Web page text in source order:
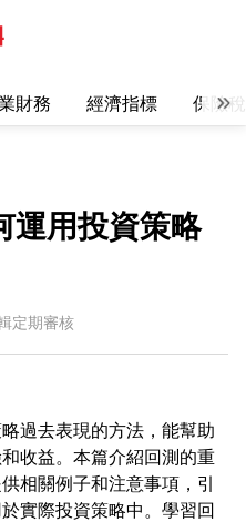
財務 經濟指標 保險
運用投資策略
定期審核
過去表現的方法，能幫助
收益。本篇介紹回測的重
相關例子和注意事項，引
實際投資策略中。學習回